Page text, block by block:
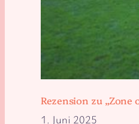
Rezension zu
1. Juni 2025